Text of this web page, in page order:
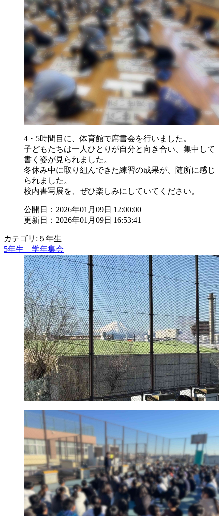
4・5時間目に、体育館で席書会を行いました。
子どもたちは一人ひとりが自分と向き合い、集中して
書く姿が見られました。
冬休み中に取り組んできた練習の成果が、随所に感じ
られました。
校内書写展を、ぜひ楽しみにしていてください。
公開日：2026年01月09日 12:00:00
更新日：2026年01月09日 16:53:41
カテゴリ:５年生
5年生 学年集会